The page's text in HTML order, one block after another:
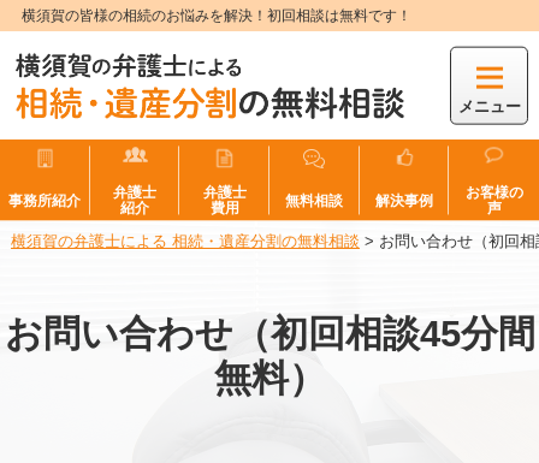
横須賀の皆様の相続のお悩みを解決！初回相談は無料です！
メニュー
事務所紹介
弁護士
紹介
弁護士
費用
無料相談 解決事例
お客様の
声
横須賀の弁護士による 相続・遺産分割の無料相談 > お問い合わせ（初回
お問い合わせ（初回相談45分間
無料）